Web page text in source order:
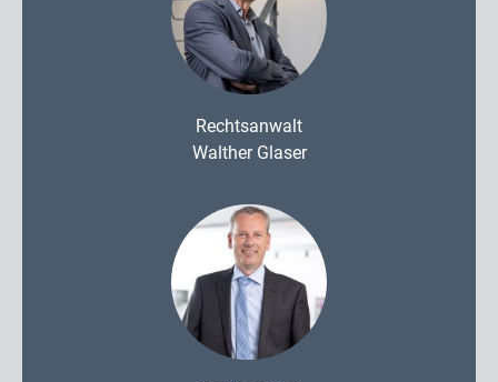
Rechtsanwalt
Walther Glaser